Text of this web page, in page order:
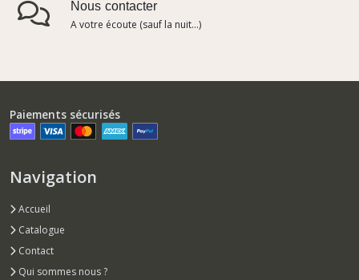
Nous contacter
A votre écoute (sauf la nuit...)
Paiements sécurisés
Navigation
Accueil
Catalogue
Contact
Qui sommes nous ?